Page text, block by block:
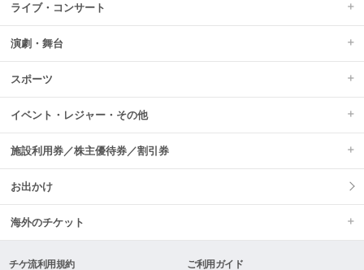
ライブ・コンサート
演劇・舞台
スポーツ
イベント・レジャー・その他
施設利用券／株主優待券／割引券
お出かけ
海外のチケット
チケ流利用規約 ご利用ガイド